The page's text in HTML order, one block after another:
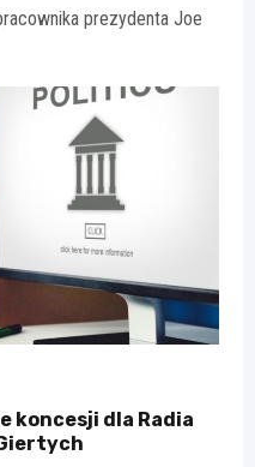
prezydenta Joe
koncesji dla Radia